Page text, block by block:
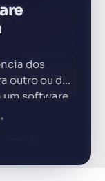
dos
outro ou de
software.
ESTE